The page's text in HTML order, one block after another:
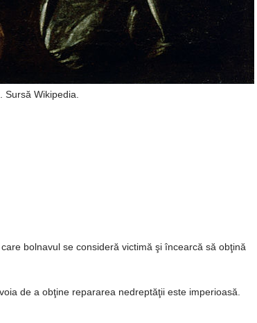
Sursă Wikipedia.
bolnavul se consideră victimă şi încearcă să obţină
de a obţine repararea nedreptăţii este imperioasă.